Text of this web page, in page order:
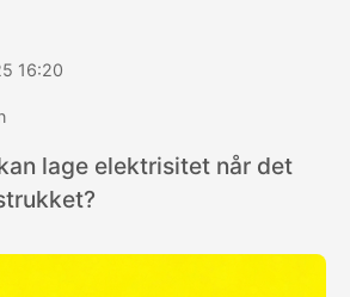
16:20
lage elektrisitet når det